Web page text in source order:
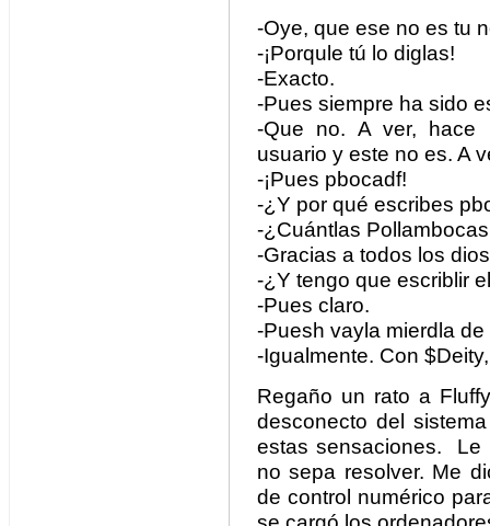
-Oye, que ese no es tu
-¡Porqule tú lo diglas!
-Exacto.
-Pues siempre ha sido
-Que no. A ver, hace
usuario y este no es. A
-¡Pues pbocadf!
-¿Y por qué escribes
-¿Cuántlas
-Gracias a todos los
-¿Y tengo que escriblir
-Pues claro.
-Puesh vayla mierdla de
-Igualmente. Con
Regaño un rato a
desconecto del
estas sensaciones. Le
no sepa resolver. Me
de control numérico